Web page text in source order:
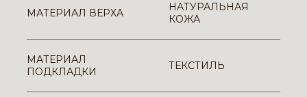
МАТЕРИАЛ ВЕРХА
НАТУРАЛЬНАЯ
КОЖА
МАТЕРИАЛ
ПОДКЛАДКИ
ТЕКСТИЛЬ